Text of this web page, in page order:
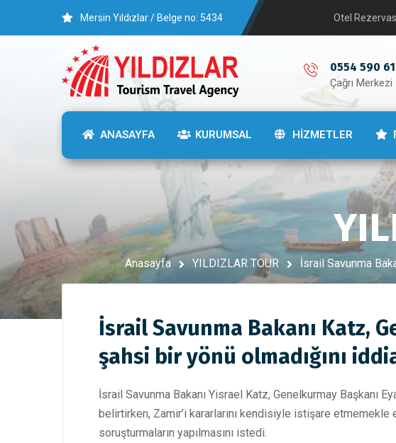
Mersin Yıldızlar / Belge no: 5434 Otel
0554 590
Çağrı Merkezi
ANASAYFA KURUMSAL HİZMETLER
Anasayfa YILDIZLAR TOUR İsrail Savunma
İsrail Savunma Bakanı Katz,
şahsi bir yönü olmadığını
İsrail Savunma Bakanı Yisrael Katz, Genelkurmay Başkanı
belirtirken, Zamir’i kararlarını kendisiyle istişare
soruşturmaların yapılmasını istedi.